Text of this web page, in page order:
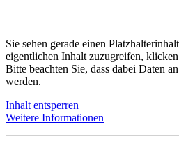
Sie sehen gerade einen
eigentlichen Inhalt zuzugreifen,
Bitte beachten Sie, dass dabei Daten
werden.
Inhalt entsperren
Weitere Informationen